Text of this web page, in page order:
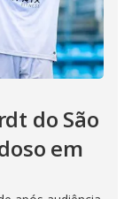
do São
em